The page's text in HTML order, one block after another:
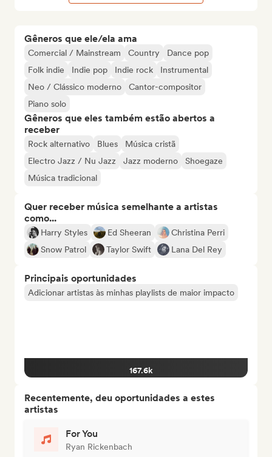
Gêneros que ele/ela ama
Comercial / Mainstream Country
Dance pop
Folk indie
Indie pop Indie rock
Instrumental
Neo / Clássico moderno
Cantor-compositor
Piano solo
Gêneros que eles também estão abertos a
receber
Rock alternativo Blues
Música cristã
Electro Jazz / Nu Jazz
Jazz moderno
Shoegaze
Música tradicional
Quer receber música semelhante a artistas
como...
Harry Styles Ed Sheeran
Christina Perri
Snow Patrol
Taylor Swift Lana Del Rey
Principais oportunidades
Adicionar artistas às minhas playlists de maior impacto
167.6k
Recentemente, deu oportunidades a estes
artistas
For You
Ryan Rickenbach